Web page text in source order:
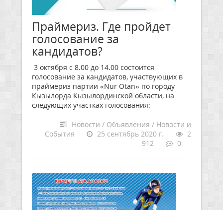
Праймериз. Где пройдет
голосование за
кандидатов?
3 октября с 8.00 до 14.00 состоится
голосование за кандидатов, участвующих в
праймериз партии «Nur Otan» по городу
Кызылорда Кызылординской области, на
следующих участках голосования:
Новости / Объявления / Новости и
События
25 сентябрь 2020 г.
2
912
0